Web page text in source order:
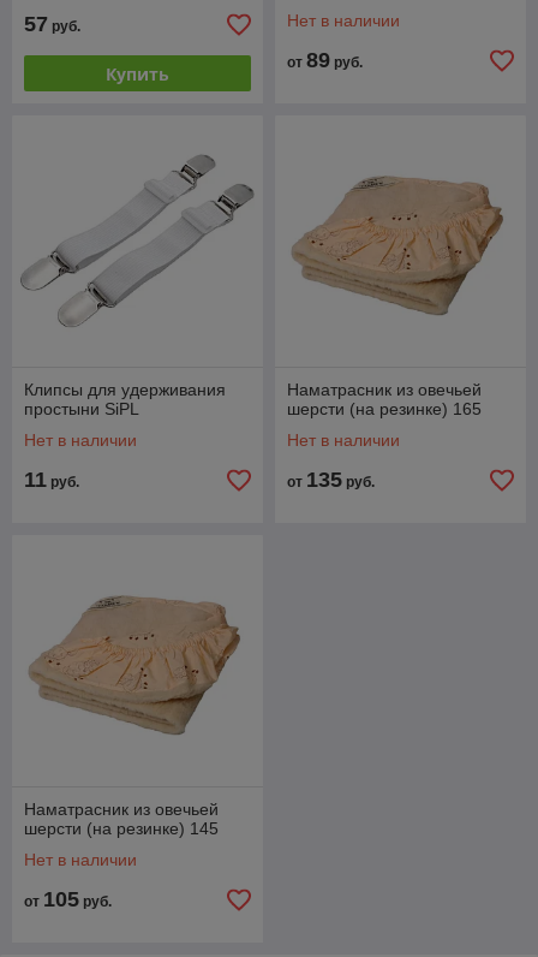
57 руб.
Купить
Нет в наличии
от 89 руб.
Клипсы для удерживания
простыни SiPL
Нет в наличии
11 руб.
Наматрасник из овечьей
шерсти (на резинке) 165
Нет в наличии
от 135 руб.
Наматрасник из овечьей
шерсти (на резинке) 145
Нет в наличии
от 105 руб.